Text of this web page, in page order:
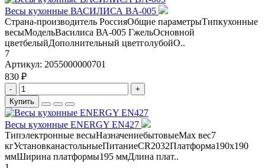
Весы кухонные ВАСИЛИСА BA-005
Страна-производитель РоссияОбщие параметрыТипкухонные
весыМодельВасилиса ВА-005 ГжельОсновной
цветбелыйДополнительный цветголубойО..
7
Артикул: 2055000000701
830 ₽
-
+
Купить
Весы кухонные ENERGY EN427
Типэлектронные весыНазначениебытовыеМах вес7
кгУстановканастольныеПитаниеCR2032Платформа190х190
ммШирина платформы195 ммДлина плат..